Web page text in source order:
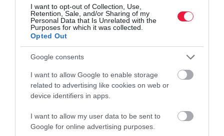
I want to opt-out of Collection, Use,
Retention, Sale, and/or Sharing of my
Personal Data that Is Unrelated with the
Purposes for which it was collected.
Opted Out
Google consents
I want to allow Google to enable storage
related to advertising like cookies on web or
device identifiers in apps.
I want to allow my user data to be sent to
Google for online advertising purposes.
STRANDOLÁS
Nem a medence a strand legveszélyesebb része